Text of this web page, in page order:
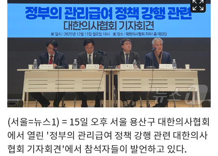
(서울=뉴스1) = 15일 오후 서울 용산구 대한의사협회
에서 열린 '정부의 관리급여 정책 강행 관련 대한의사
협회 기자회견'에서 참석자들이 발언하고 있다.